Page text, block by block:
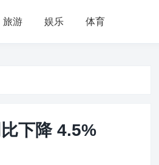
旅游 娱乐 体育
下降 4.5%